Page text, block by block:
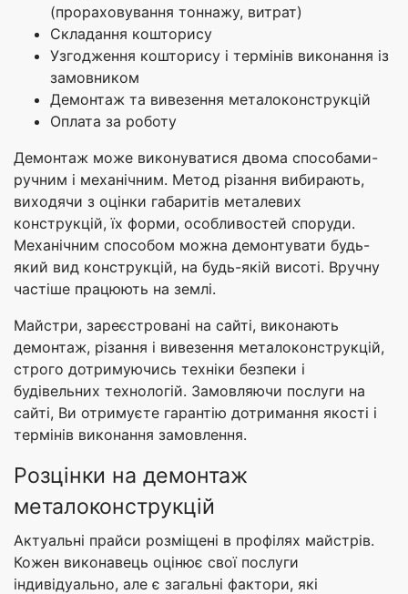
(прораховування тоннажу, витрат)
Складання кошторису
Узгодження кошторису і термінів виконання із
замовником
Демонтаж та вивезення металоконструкцій
Оплата за роботу
Демонтаж може виконуватися двома способами-
ручним і механічним. Метод різання вибирають,
виходячи з оцінки габаритів металевих
конструкцій, їх форми, особливостей споруди.
Механічним способом можна демонтувати будь-
який вид конструкцій, на будь-якій висоті. Вручну
частіше працюють на землі.
Майстри, зареєстровані на сайті, виконають
демонтаж, різання і вивезення металоконструкцій,
строго дотримуючись техніки безпеки і
будівельних технологій. Замовляючи послуги на
сайті, Ви отримуєте гарантію дотримання якості і
термінів виконання замовлення.
Розцінки на демонтаж
металоконструкцій
Актуальні прайси розміщені в профілях майстрів.
Кожен виконавець оцінює свої послуги
індивідуально, але є загальні фактори, які